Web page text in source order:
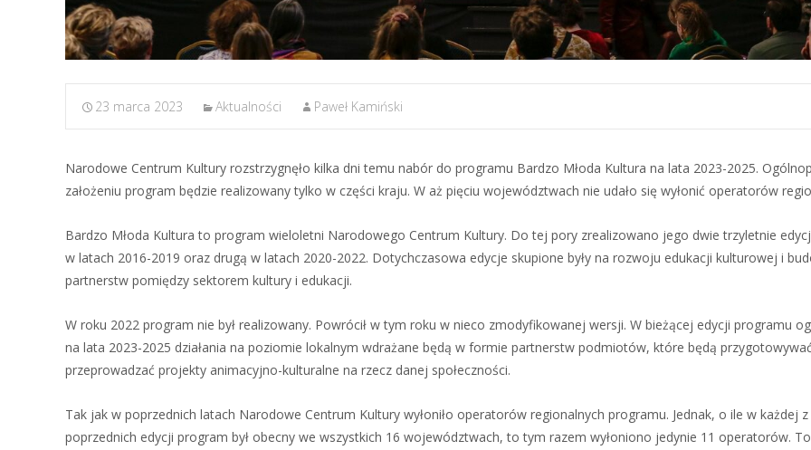
23 marca 2023 Aktualności Paweł Kamiński
Narodowe Centrum Kultury rozstrzygnęło kilka dni temu nabór do programu Bardzo Młoda Kultura na lata 2023-2025.
założeniu program będzie realizowany tylko w części kraju. W aż pięciu województwach nie udało się wyłonić operatorów
Bardzo Młoda Kultura to program wieloletni Narodowego Centrum Kultury. Do tej pory zrealizowano jego dwie trzyletnie
w latach 2016-2019 oraz drugą w latach 2020-2022. Dotychczasowa edycje skupione były na rozwoju edukacji kulturowej i
partnerstw pomiędzy sektorem kultury i edukacji.
W roku 2022 program nie był realizowany. Powrócił w tym roku w nieco zmodyfikowanej wersji. W bieżącej edycji programu
na lata 2023-2025 działania na poziomie lokalnym wdrażane będą w formie partnerstw podmiotów, które będą
przeprowadzać projekty animacyjno-kulturalne na rzecz danej społeczności.
Tak jak w poprzednich latach Narodowe Centrum Kultury wyłoniło operatorów regionalnych programu. Jednak, o ile w każdej
poprzednich edycji program był obecny we wszystkich 16 województwach, to tym razem wyłoniono jedynie 11 operatorów.